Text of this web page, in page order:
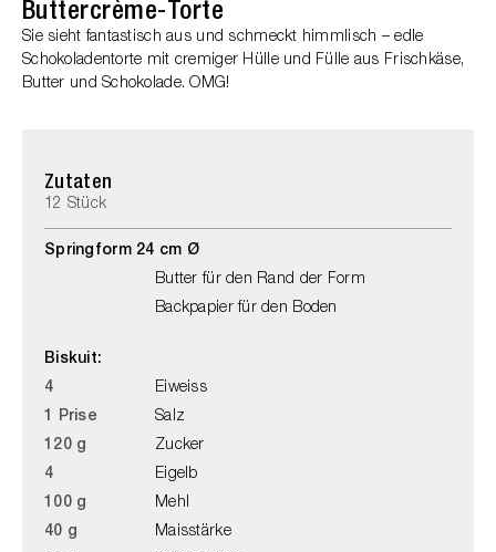
Buttercrème-Torte
Sie sieht fantastisch aus und schmeckt himmlisch – edle
Schokoladentorte mit cremiger Hülle und Fülle aus Frischkäse,
Butter und Schokolade. OMG!
Zutaten
12 Stück
Springform 24 cm Ø
Butter für den Rand der Form
Backpapier für den Boden
Biskuit:
4
Eiweiss
1 Prise
Salz
120 g
Zucker
4
Eigelb
100 g
Mehl
40 g
Maisstärke